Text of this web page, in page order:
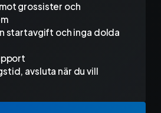
grossister och
startavgift och inga dolda
avsluta när du vill